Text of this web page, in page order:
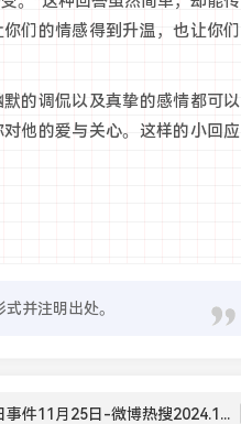
们的情感得到升温，也让你们
的调侃以及真挚的感情都可以
他的爱与关心。这样的小回应
并注明出处。
微博热搜榜今日事件11月25日-微博热搜2024.11.25